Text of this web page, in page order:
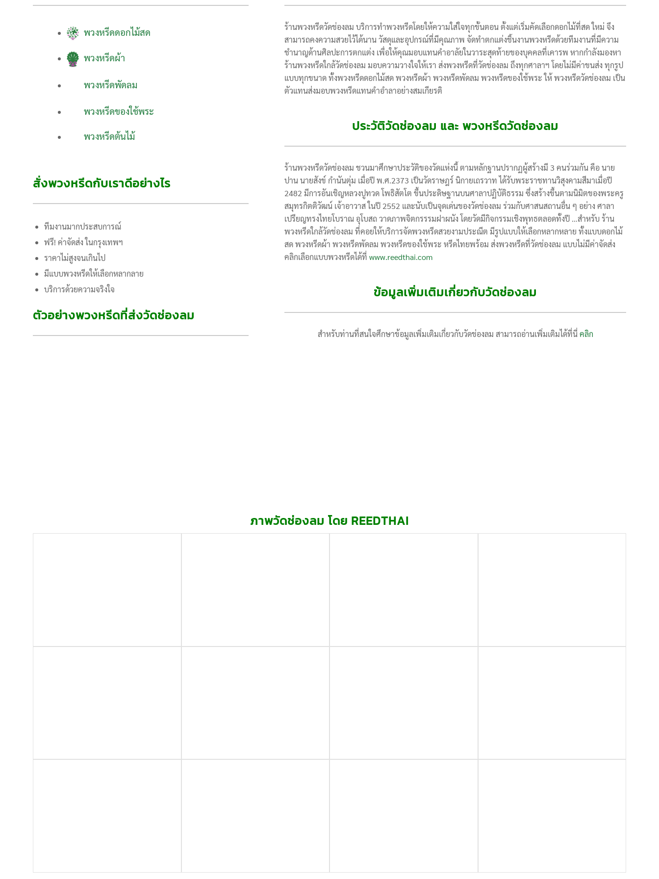
พวงหรีดดอกไม้สด
พวงหรีดผ้า
พวงหรีดพัดลม
พวงหรีดของใช้พระ
พวงหรีดต้นไม้
สั่งพวงหรีดกับเราดีอย่างไร
ทีมงานมากประสบการณ์
ฟรี! ค่าจัดส่ง ในกรุงเทพฯ
ราคาไม่สูงจนเกินไป
มีแบบพวงหรีดให้เลือกหลากลาย
บริการด้วยความจริงใจ
ตัวอย่างพวงหรีดที่ส่งวัดช่องลม
ร้านพวงหรีดวัดช่องลม บริการทำพวงหรีดโดยให้ความใส่ใจทุกขั้นตอน ตั้งแต่เริ่มคัดเลือกดอกไม้ที่สด ใหม่ จึง
สามารถคงความสวยไว้ได้นาน วัสดุและอุปกรณ์ที่มีคุณภาพ จัดทำตกแต่งชิ้นงานพวงหรีดด้วยทีมงานที่มีความ
ชำนาญด้านศิลปะการตกแต่ง เพื่อให้คุณมอบแทนคำอาลัยในวาระสุดท้ายของบุคคลที่เคารพ หากกำลังมองหา
ร้านพวงหรีดใกล้วัดช่องลม มอบความวางใจให้เรา ส่งพวงหรีดที่วัดช่องลม ถึงทุกศาลาฯ โดยไม่มีค่าขนส่ง ทุกรูป
แบบทุกขนาด ทั้งพวงหรีดดอกไม้สด พวงหรีดผ้า พวงหรีดพัดลม พวงหรีดของใช้พระ ให้ พวงหรีดวัดช่องลม เป็น
ตัวแทนส่งมอบพวงหรีดแทนคำอำลาอย่างสมเกียรติ
ประวัติวัดช่องลม และ พวงหรีดวัดช่องลม
ร้านพวงหรีดวัดช่องลม ชวนมาศึกษาประวัติของวัดแห่งนี้ ตามหลักฐานปรากฏผู้สร้างมี 3 คนร่วมกัน คือ นาย
ปาน นายสังข์ กำนันตุ่ม เมื่อปี พ.ศ.2373 เป็นวัดราษฎร์ นิกายเถรวาท ได้รับพระราชทานวิสุงคามสีมาเมื่อปี
2482 มีการอันเชิญหลวงปูทวด โพธิสัตโต ขึ้นประดิษฐานบนศาลาปฏิบัติธรรม ซึ่งสร้างขึ้นตามนิมิตของพระครู
สมุทรกิตติวัฒน์ เจ้าอาวาส ในปี 2552 และนับเป็นจุดเด่นของวัดช่องลม ร่วมกับศาสนสถานอื่น ๆ อย่าง ศาลา
เปรียญทรงไทยโบราณ อุโบสถ วาดภาพจิตกรรรมฝาผนัง โดยวัดมีกิจกรรมเชิงพุทธตลอดทั้งปี …สำหรับ ร้าน
พวงหรีดใกล้วัดช่องลม ที่คอยให้บริการจัดพวงหรีดสวยงามประณีต มีรูปแบบให้เลือกหลากหลาย ทั้งแบบดอกไม้
สด พวงหรีดผ้า พวงหรีดพัดลม พวงหรีดของใช้พระ หรีดไทยพร้อม ส่งพวงหรีดที่วัดช่องลม แบบไม่มีค่าจัดส่ง
คลิกเลือกแบบพวงหรีดได้ที่www.reedthai.com
ข้อมูลเพิ่มเติมเกี่ยวกับวัดช่องลม
สำหรับท่านที่สนใจศึกษาข้อมูลเพิ่มเติมเกี่ยวกับวัดช่องลม สามารถอ่านเพิ่มเติมได้ที่นี่คลิก
ภาพวัดช่องลม โดย REEDTHAI